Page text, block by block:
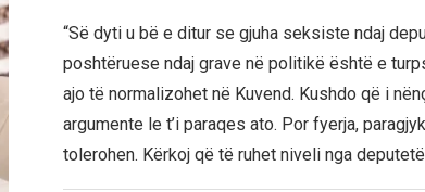
“Së dyti u bë e ditur se gjuha seksiste ndaj
poshtëruese ndaj grave në politikë është e
ajo të normalizohet në Kuvend. Kushdo që i
argumente le t’i paraqes ato. Por fyerja,
tolerohen. Kërkoj që të ruhet niveli nga